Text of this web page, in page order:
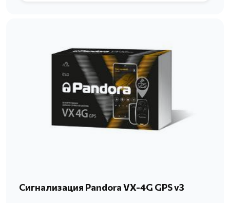
Сигнализация Pandora VX-4G GPS v3